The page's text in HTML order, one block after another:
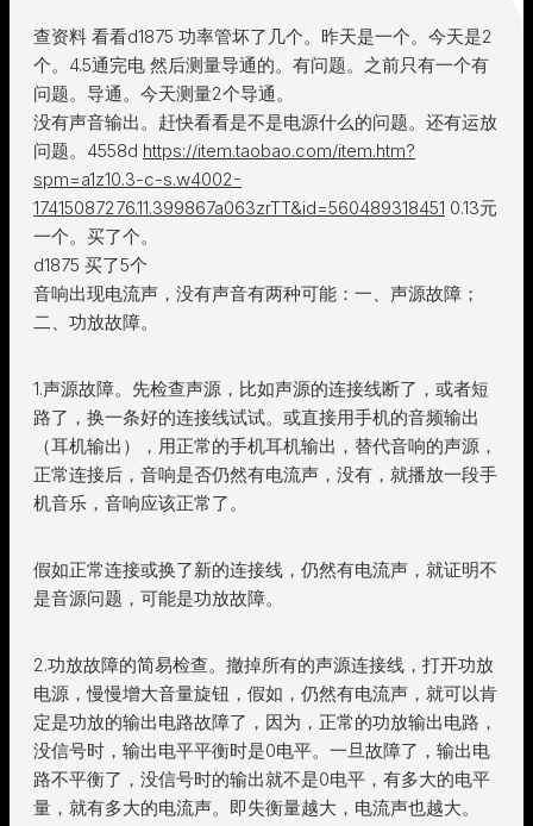
查资料 看看d1875 功率管坏了几个。昨天是一个。今天是2
个。4.5通完电 然后测量导通的。有问题。之前只有一个有
问题。导通。今天测量2个导通。
没有声音输出。赶快看看是不是电源什么的问题。还有运放
问题。4558d https://item.taobao.com/item.htm?
spm=a1z10.3-c-s.w4002-
17415087276.11.399867a063zrTT&id=560489318451 0.13元
一个。买了个。
d1875 买了5个
音响出现电流声，没有声音有两种可能：一、声源故障；
二、功放故障。
1.声源故障。先检查声源，比如声源的连接线断了，或者短
路了，换一条好的连接线试试。或直接用手机的音频输出
（耳机输出），用正常的手机耳机输出，替代音响的声源，
正常连接后，音响是否仍然有电流声，没有，就播放一段手
机音乐，音响应该正常了。
假如正常连接或换了新的连接线，仍然有电流声，就证明不
是音源问题，可能是功放故障。
2.功放故障的简易检查。撤掉所有的声源连接线，打开功放
电源，慢慢增大音量旋钮，假如，仍然有电流声，就可以肯
定是功放的输出电路故障了，因为，正常的功放输出电路，
没信号时，输出电平平衡时是0电平。一旦故障了，输出电
路不平衡了，没信号时的输出就不是0电平，有多大的电平
量，就有多大的电流声。即失衡量越大，电流声也越大。